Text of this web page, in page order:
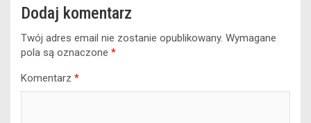
Dodaj komentarz
Twój adres email nie zostanie opublikowany. Wymagane
pola są oznaczone *
Komentarz *